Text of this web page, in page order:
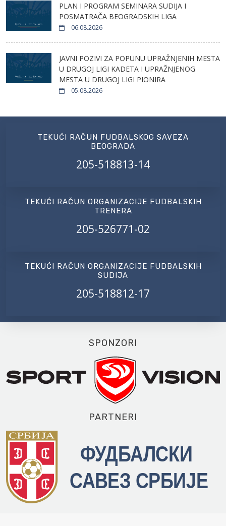
PLAN I PROGRAM SEMINARA SUDIJA I
POSMATRAČA BEOGRADSKIH LIGA
06.08.2026
JAVNI POZIVI ZA POPUNU UPRAŽNJENIH MESTA
U DRUGOJ LIGI KADETA I UPRAŽNJENOG
MESTA U DRUGOJ LIGI PIONIRA
05.08.2026
TEKUĆI RAČUN FUDBALSKOG SAVEZA
BEOGRADA
205-518813-14
TEKUĆI RAČUN ORGANIZACIJE FUDBALSKIH
TRENERA
205-526771-02
TEKUĆI RAČUN ORGANIZACIJE FUDBALSKIH
SUDIJA
205-518812-17
SPONZORI
PARTNERI